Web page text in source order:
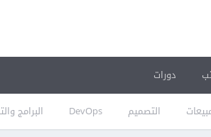
التصميم DevOps البرامج
دورات